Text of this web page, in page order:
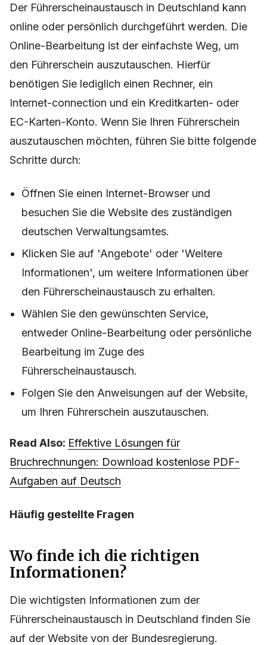
Der Führerscheinaustausch in Deutschland kann
online oder persönlich durchgeführt werden. Die
Online-Bearbeitung ist der einfachste Weg, um
den Führerschein auszutauschen. Hierfür
benötigen Sie lediglich einen Rechner, ein
Internet-connection und ein Kreditkarten- oder
EC-Karten-Konto. Wenn Sie Ihren Führerschein
auszutauschen möchten, führen Sie bitte folgende
Schritte durch:
Öffnen Sie einen Internet-Browser und
besuchen Sie die Website des zuständigen
deutschen Verwaltungsamtes.
Klicken Sie auf 'Angebote' oder 'Weitere
Informationen', um weitere Informationen über
den Führerscheinaustausch zu erhalten.
Wählen Sie den gewünschten Service,
entweder Online-Bearbeitung oder persönliche
Bearbeitung im Zuge des
Führerscheinaustausch.
Folgen Sie den Anweisungen auf der Website,
um Ihren Führerschein auszutauschen.
Read Also: Effektive Lösungen für
Bruchrechnungen: Download kostenlose PDF-
Aufgaben auf Deutsch
Häufig gestellte Fragen
Wo finde ich die richtigen
Informationen?
Die wichtigsten Informationen zum der
Führerscheinaustausch in Deutschland finden Sie
auf der Website von der Bundesregierung.